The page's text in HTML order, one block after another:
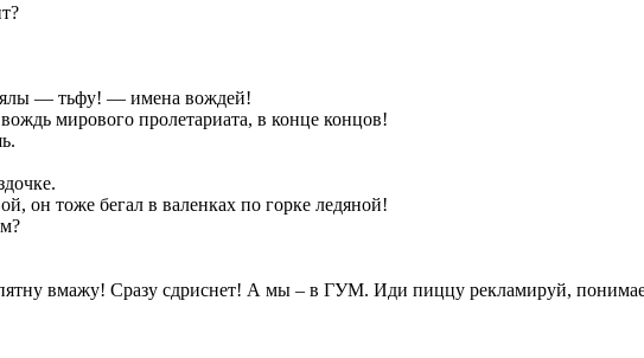
— тьфу! — имена вождей!
мирового пролетариата, в конце концов!
он тоже бегал в валенках по горке ледяной!
вмажу! Сразу сдриснет! А мы – в ГУМ. Иди пиццу рекламируй,